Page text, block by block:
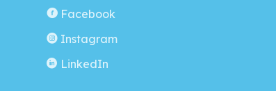
Facebook
Instagram
LinkedIn